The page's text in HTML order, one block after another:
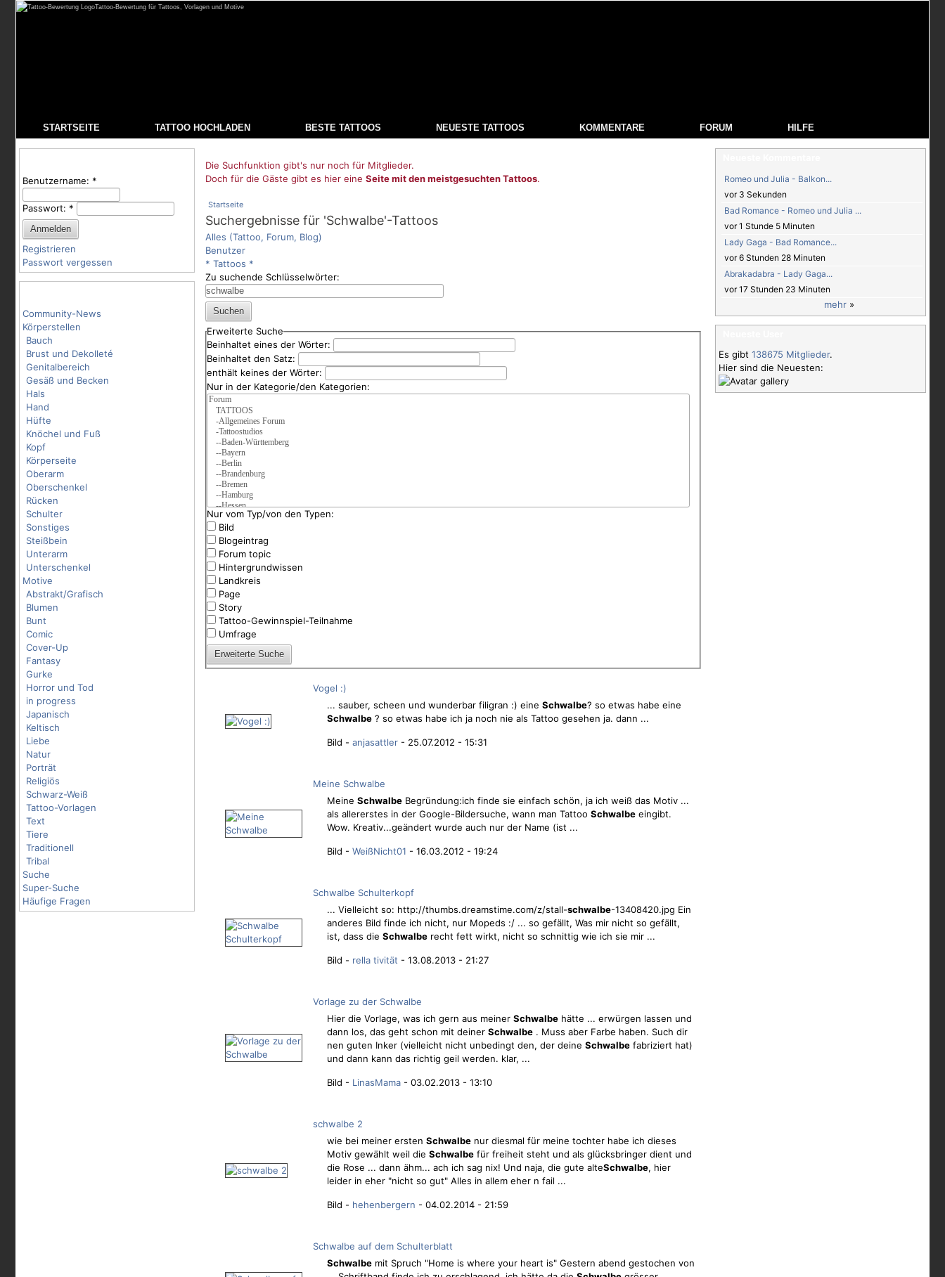
Tattoo-Bewertung für Tattoos, Vorlagen und Motive
STARTSEITE TATTOO HOCHLADEN BESTE TATTOOS NEUESTE TATTOOS KOMMENTARE FORUM HILFE
Benutzername: *
Passwort: *
Registrieren
Passwort vergessen
Community-News
Körperstellen
Bauch
Brust und Dekolleté
Genitalbereich
Gesäß und Becken
Hals
Hand
Hüfte
Knöchel und Fuß
Kopf
Körperseite
Oberarm
Oberschenkel
Rücken
Schulter
Sonstiges
Steißbein
Unterarm
Unterschenkel
Motive
Abstrakt/Grafisch
Blumen
Bunt
Comic
Cover-Up
Fantasy
Gurke
Horror und Tod
in progress
Japanisch
Keltisch
Liebe
Natur
Porträt
Religiös
Schwarz-Weiß
Tattoo-Vorlagen
Text
Tiere
Traditionell
Tribal
Suche
Super-Suche
Häufige Fragen
Die Suchfunktion gibt's nur noch für Mitglieder.
Doch für die Gäste gibt es hier eine Seite mit den meistgesuchten Tattoos.
Startseite
Suchergebnisse für 'Schwalbe'-Tattoos
Alles (Tattoo, Forum, Blog)
Benutzer
* Tattoos *
Zu suchende Schlüsselwörter:
Erweiterte Suche
Beinhaltet eines der Wörter:
Beinhaltet den Satz:
enthält keines der Wörter:
Nur in der Kategorie/den Kategorien:
Nur vom Typ/von den Typen:
Bild
Blogeintrag
Forum topic
Hintergrundwissen
Landkreis
Page
Story
Tattoo-Gewinnspiel-Teilnahme
Umfrage
Vogel :)
... sauber, scheen und wunderbar filigran :) eine Schwalbe? so etwas habe eine
Schwalbe? so etwas habe ich ja noch nie als Tattoo gesehen ja. dann ...
Bild - anjasattler- 25.07.2012 - 15:31
Meine Schwalbe
Meine SchwalbeBegründung:ich finde sie einfach schön, ja ich weiß das Motiv ...
als allererstes in der Google-Bildersuche, wann man Tattoo Schwalbeeingibt.
Wow. Kreativ...geändert wurde auch nur der Name (ist ...
Bild - WeißNicht01 - 16.03.2012 - 19:24
Schwalbe Schulterkopf
... Vielleicht so: http://thumbs.dreamstime.com/z/stall-schwalbe-13408420.jpg Ein
anderes Bild finde ich nicht, nur Mopeds :/ ... so gefällt, Was mir nicht so gefällt,
ist, dass die Schwalberecht fett wirkt, nicht so schnittig wie ich sie mir ...
Bild - rella tivität - 13.08.2013 - 21:27
Vorlage zu der Schwalbe
Hier die Vorlage, was ich gern aus meiner Schwalbehätte ... erwürgen lassen und
dann los, das geht schon mit deiner Schwalbe. Muss aber Farbe haben. Such dir
nen guten Inker (vielleicht nicht unbedingt den, der deine Schwalbefabriziert hat)
und dann kann das richtig geil werden. klar, ...
Bild - LinasMama- 03.02.2013 - 13:10
schwalbe 2
wie bei meiner ersten Schwalbenur diesmal für meine tochter habe ich dieses
Motiv gewählt weil die Schwalbefür freiheit steht und als glücksbringer dient und
die Rose ... dann ähm... ach ich sag nix! Und naja, die gute alteSchwalbe, hier
leider in eher "nicht so gut" Alles in allem eher n fail ...
Bild - hehenbergern - 04.02.2014 - 21:59
Schwalbe auf dem Schulterblatt
Schwalbemit Spruch "Home is where your heart is" Gestern abend gestochen von
Romeo und Julia - Balkon...
vor 3 Sekunden
Bad Romance - Romeo und Julia ...
vor 1 Stunde 5 Minuten
Lady Gaga - Bad Romance...
vor 6 Stunden 28 Minuten
Abrakadabra - Lady Gaga...
vor 17 Stunden 23 Minuten
mehr »
Es gibt 138675 Mitglieder.
Hier sind die Neuesten: